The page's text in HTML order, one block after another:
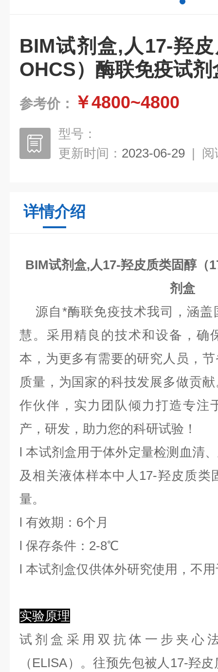
BIM试剂盒,人17-羟
OHCS）酶联免疫试剂
参考价： ￥4800~4800
型号：
更新时间： 2023-06-29 | 阅
详情介绍
BIM试剂盒,人17-羟皮质类固醇（
剂盒
源自*酶联免疫技术我司，涵盖
慧。采用精良的技术和设备，确
本，为更多有需要的研究人员，
质量，为国家的科技发展多做贡
作伙伴，实力团队倾力打造专注
产，研发，助力您的科研试验！
l本试剂盒用于体外定量检测血清
及相关液体样本中 人17-羟皮质类
量。
l 有效期：6个月
l 保存条件： 2-8℃
l 本试剂盒仅供体外研究使用，不
实验原理
试剂盒采用双抗体一步夹心
（ELISA）。往预先包被人17-羟